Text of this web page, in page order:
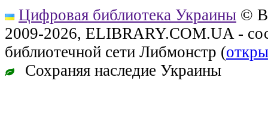
Цифровая библиотека Украины ©
2009-2026, ELIBRARY.COM.UA -
библиотечной сети Либмонстр (
Сохраняя наследие Украины